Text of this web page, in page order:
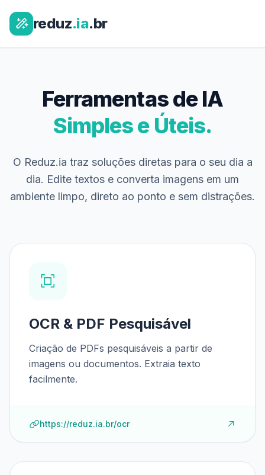
reduz.ia.br
Ferramentas de IA
Simples e Úteis.
O Reduz.ia traz soluções diretas para o seu dia a
dia. Edite textos e converta imagens em um
ambiente limpo, direto ao ponto e sem distrações.
OCR & PDF Pesquisável
Criação de PDFs pesquisáveis a partir de
imagens ou documentos. Extraia texto
facilmente.
https://reduz.ia.br/ocr